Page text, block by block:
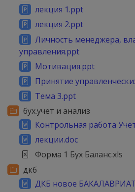
лекция 1.ppt
лекция 2.ppt
Личность менеджера,
управления.ppt
Мотивация.ppt
Принятие
Тема 3.ppt
бух.учет и анализ
Контрольная работа
лекции.doc
Форма 1 Бух Баланс.xls
дкб
ДКБ новое БАКАЛАВРИАТ